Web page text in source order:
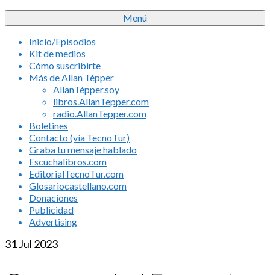
Menú
Inicio/Episodios
Kit de medios
Cómo suscribirte
Más de Allan Tépper
AllanTépper.soy
libros.AllanTepper.com
radio.AllanTepper.com
Boletines
Contacto (vía TecnoTur)
Graba tu mensaje hablado
Escuchalibros.com
EditorialTecnoTur.com
Glosariocastellano.com
Donaciones
Publicidad
Advertising
31Jul 2023